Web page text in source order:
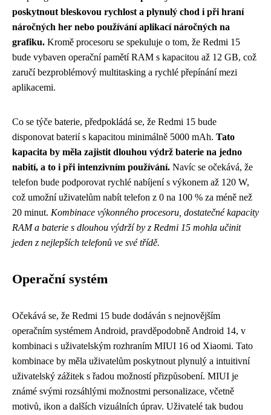
poskytnout bleskovou rychlost a plynulý chod i při hraní
náročných her nebo používání aplikací náročných na
grafiku. Kromě procesoru se spekuluje o tom, že Redmi 15
bude vybaven operační pamětí RAM s kapacitou až 12 GB, což
zaručí bezproblémový multitasking a rychlé přepínání mezi
aplikacemi.
Co se týče baterie, předpokládá se, že Redmi 15 bude
disponovat baterií s kapacitou minimálně 5000 mAh. Tato
kapacita by měla zajistit dlouhou výdrž baterie na jedno
nabití, a to i při intenzivním používání. Navíc se očekává, že
telefon bude podporovat rychlé nabíjení s výkonem až 120 W,
což umožní uživatelům nabít telefon z 0 na 100 % za méně než
20 minut. Kombinace výkonného procesoru, dostatečné kapacity
RAM a baterie s dlouhou výdrží by z Redmi 15 mohla učinit
jeden z nejlepších telefonů ve své třídě.
Operační systém
Očekává se, že Redmi 15 bude dodáván s nejnovějším
operačním systémem Android, pravděpodobně Android 14, v
kombinaci s uživatelským rozhraním MIUI 16 od Xiaomi. Tato
kombinace by měla uživatelům poskytnout plynulý a intuitivní
uživatelský zážitek s řadou možností přizpůsobení. MIUI je
známé svými rozsáhlými možnostmi personalizace, včetně
motivů, ikon a dalších vizuálních úprav. Uživatelé tak budou